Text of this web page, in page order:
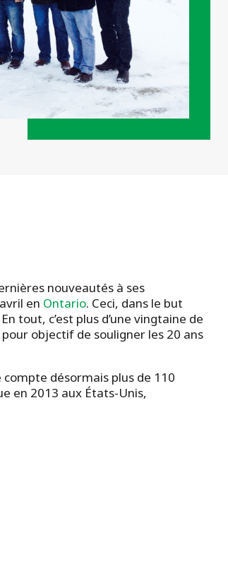
nouveautés à ses
en Ontario. Ceci, dans le but
tout, c’est plus d’une vingtaine de
objectif de souligner les 20 ans
désormais plus de 110
en 2013 aux États-Unis,